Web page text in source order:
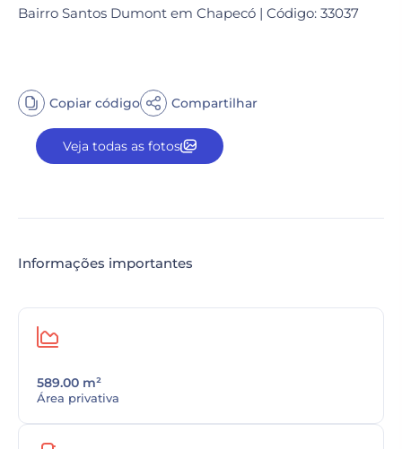
Bairro Santos Dumont em Chapecó | Código: 33037
Copiar código Compartilhar
Veja todas as fotos
Informações importantes
589.00 m²
Área privativa